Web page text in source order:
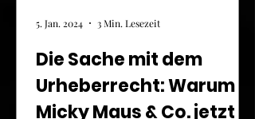
Die Sache mit dem
Urheberrecht: Warum
Micky Maus & Co. jetzt in
5. Jan. 2024 3 Min. Lesezeit